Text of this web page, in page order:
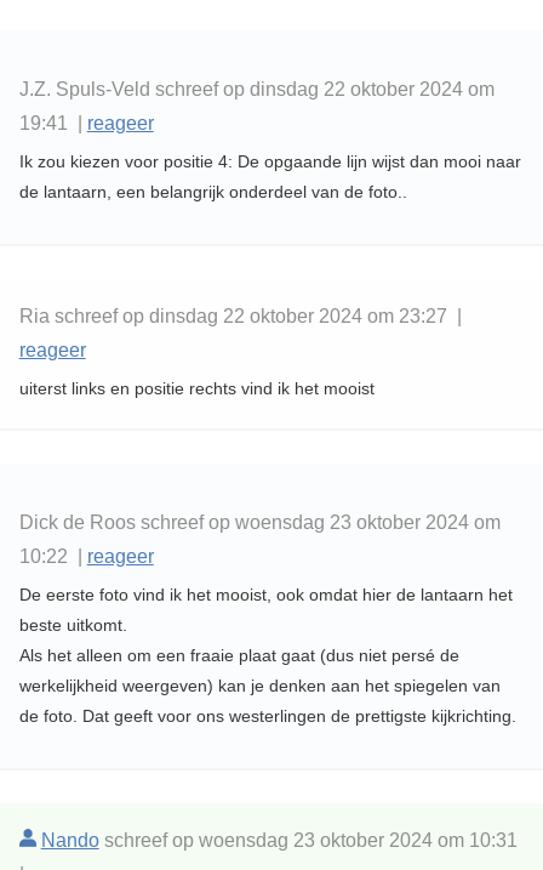
J.Z. Spuls-Veld schreef op dinsdag 22 oktober 2024 om
19:41 | reageer
Ik zou kiezen voor positie 4: De opgaande lijn wijst dan mooi naar
de lantaarn, een belangrijk onderdeel van de foto..
Ria schreef op dinsdag 22 oktober 2024 om 23:27 |
reageer
uiterst links en positie rechts vind ik het mooist
Dick de Roos schreef op woensdag 23 oktober 2024 om
10:22 | reageer
De eerste foto vind ik het mooist, ook omdat hier de lantaarn het
beste uitkomt.
Als het alleen om een fraaie plaat gaat (dus niet persé de
werkelijkheid weergeven) kan je denken aan het spiegelen van
de foto. Dat geeft voor ons westerlingen de prettigste kijkrichting.
Nandoschreef op woensdag 23 oktober 2024 om 10:31